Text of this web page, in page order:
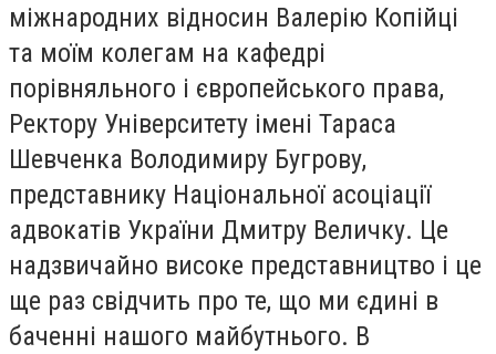
міжнародних відносин Валерію Копійці
та моїм колегам на кафедрі
порівняльного і європейського права,
Ректору Університету імені Тараса
Шевченка Володимиру Бугрову,
представнику Національної асоціації
адвокатів України Дмитру Величку. Це
надзвичайно високе представництво і це
ще раз свідчить про те, що ми єдині в
баченні нашого майбутнього. В